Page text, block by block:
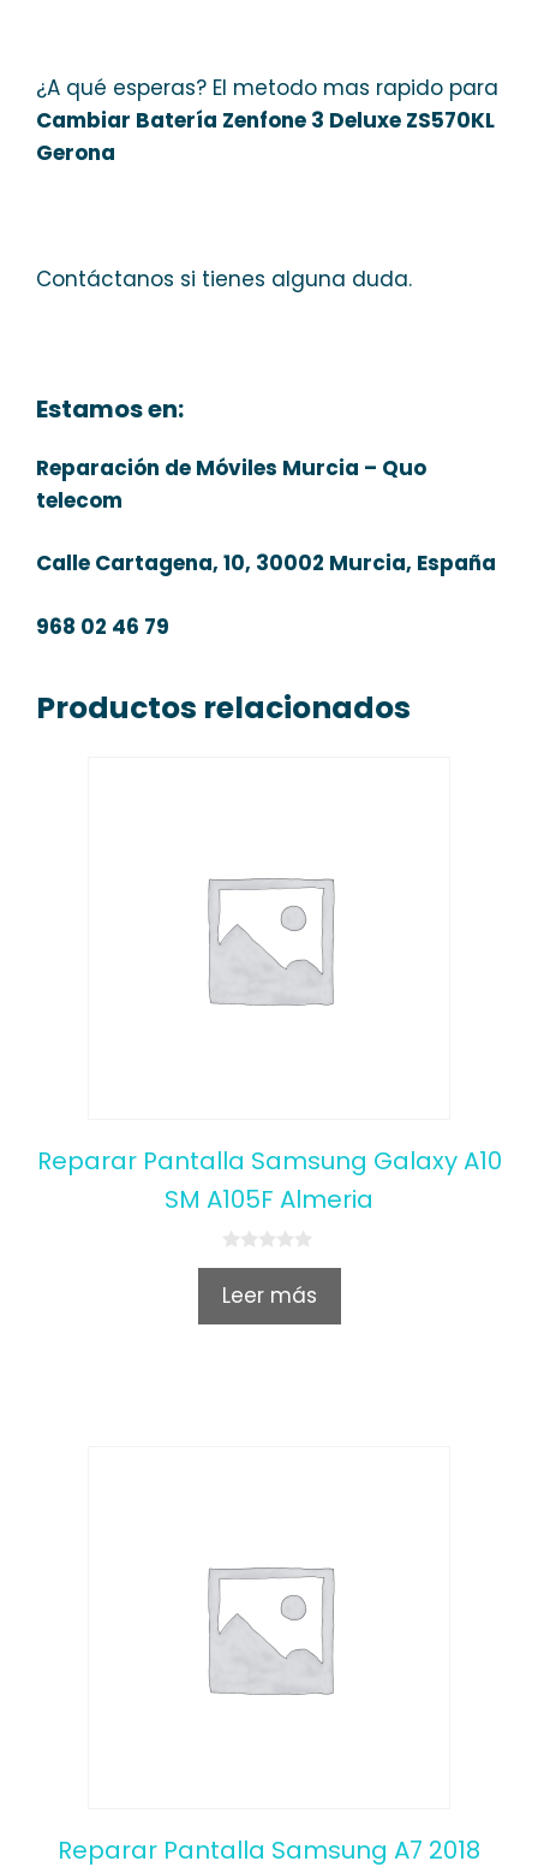
¿A qué esperas? El metodo mas rapido para
Cambiar Batería Zenfone 3 Deluxe ZS570KL
Gerona
Contáctanos si tienes alguna duda.
Estamos en:
Reparación de Móviles Murcia – Quo
telecom
Calle Cartagena, 10, 30002 Murcia, España
968 02 46 79
Productos relacionados
Reparar Pantalla Samsung Galaxy A10
SM A105F Almeria
0
u
Leer más
Reparar Pantalla Samsung A7 2018